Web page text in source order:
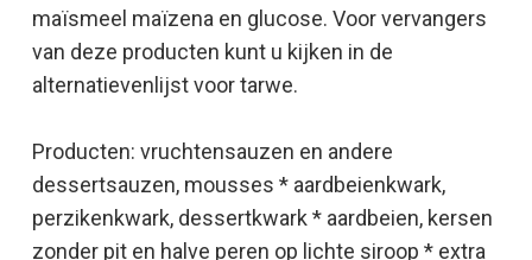
maïsmeel maïzena en glucose. Voor vervangers
van deze producten kunt u kijken in de
alternatievenlijst voor tarwe.
Producten: vruchtensauzen en andere
dessertsauzen, mousses * aardbeienkwark,
perzikenkwark, dessertkwark * aardbeien, kersen
zonder pit en halve peren op lichte siroop * extra